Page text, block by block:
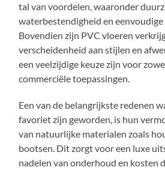
tal van voordelen, waaronder
waterbestendigheid en
Bovendien zijn PVC vloeren
verscheidenheid aan stijlen en
een veelzijdige keuze zijn voor
commerciële toepassingen.
Een van de belangrijkste redenen
favoriet zijn geworden, is hun
van natuurlijke materialen zoals
bootsen. Dit zorgt voor een luxe
nadelen van onderhoud en kosten